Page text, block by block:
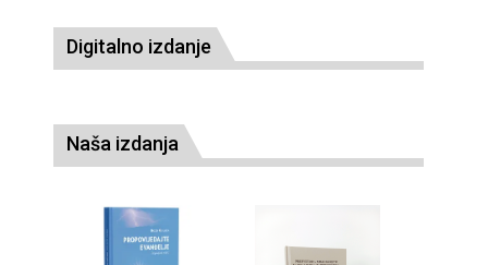
Digitalno izdanje
Naša izdanja